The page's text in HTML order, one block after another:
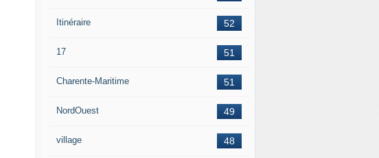
52
Itinéraire
51
17
51
Charente-Maritime
49
NordOuest
48
village